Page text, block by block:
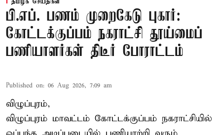
பி.எப். பணம் முறைகேடு புகார்:
கோட்டக்குப்பம் நகராட்சி தூய்மைப்
பணியாளர்கள் திடீர் போராட்டம்
Published on: 06 Aug 2026, 7:09 am
விழுப்புரம்,
விழுப்புரம் மாவட்டம் கோட்டக்குப்பம் நகராட்சியில்